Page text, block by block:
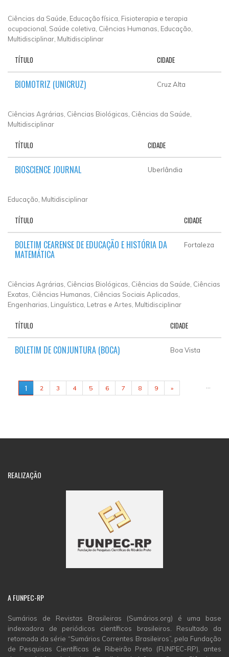
Ciências da Saúde, Educação física, Fisioterapia e terapia
ocupacional, Saúde coletiva, Ciências Humanas, Educação,
Multidisciplinar, Multidisciplinar
TÍTULO CIDADE
BIOMOTRIZ (UNICRUZ) Cruz Alta
Ciências Agrárias, Ciências Biológicas, Ciências da Saúde,
Multidisciplinar
TÍTULO CIDADE
BIOSCIENCE JOURNAL Uberlândia
Educação, Multidisciplinar
TÍTULO CIDADE
BOLETIM CEARENSE DE EDUCAÇÃO E HISTÓRIA DA
MATEMÁTICA
Fortaleza
Ciências Agrárias, Ciências Biológicas, Ciências da Saúde, Ciências
Exatas, Ciências Humanas, Ciências Sociais Aplicadas,
Engenharias, Linguística, Letras e Artes, Multidisciplinar
TÍTULO CIDADE
BOLETIM DE CONJUNTURA (BOCA) Boa Vista
PÁGINAS
1 2 3 4 5 6 7 8 9 »
REALIZAÇÃO
AFUNPEC-RP
Sumários de Revistas Brasileiras (Sumários.org) é uma base
indexadora de periódicos científicos brasileiros. Resultado da
retomada da série “Sumários Correntes Brasileiros”, pela Fundação
de Pesquisas Científicas de Ribeirão Preto (FUNPEC-RP), antes